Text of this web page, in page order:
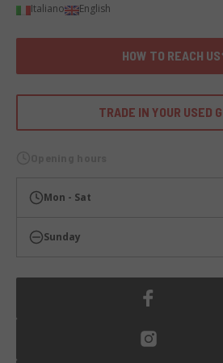
Italiano
English
HOW TO REACH US
TRADE IN YOUR USED
Mon - Sat
Sunday